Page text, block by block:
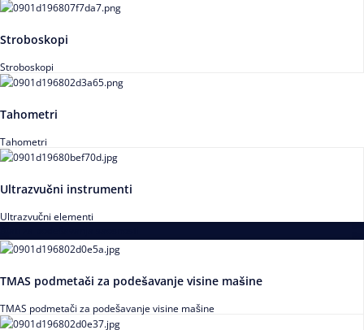
Stroboskopi
Stroboskopi
Tahometri
Tahometri
Ultrazvučni instrumenti
Ultrazvučni elementi
TMAS podmetači za podešavanje visine mašine
TMAS podmetači za podešavanje visine mašine